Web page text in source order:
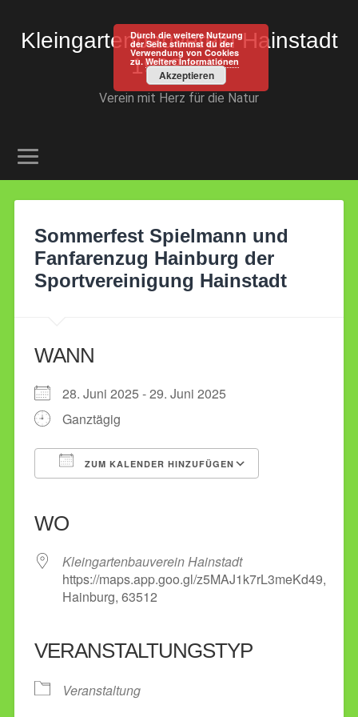
Kleingartenbauverein Hainstadt
1923 e.V.
Verein mit Herz für die Natur
Sommerfest Spielmann und
Fanfarenzug Hainburg der
Sportvereinigung Hainstadt
WANN
28. Juni 2025 - 29. Juni 2025
Ganztägig
ZUM KALENDER HINZUFÜGEN
WO
Kleingartenbauverein Hainstadt
https://maps.app.goo.gl/z5MAJ1k7rL3meKd49,
Hainburg, 63512
VERANSTALTUNGSTYP
Veranstaltung
Durch die weitere Nutzung
der Seite stimmst du der
Verwendung von Cookies
zu. Weitere Informationen
Akzeptieren